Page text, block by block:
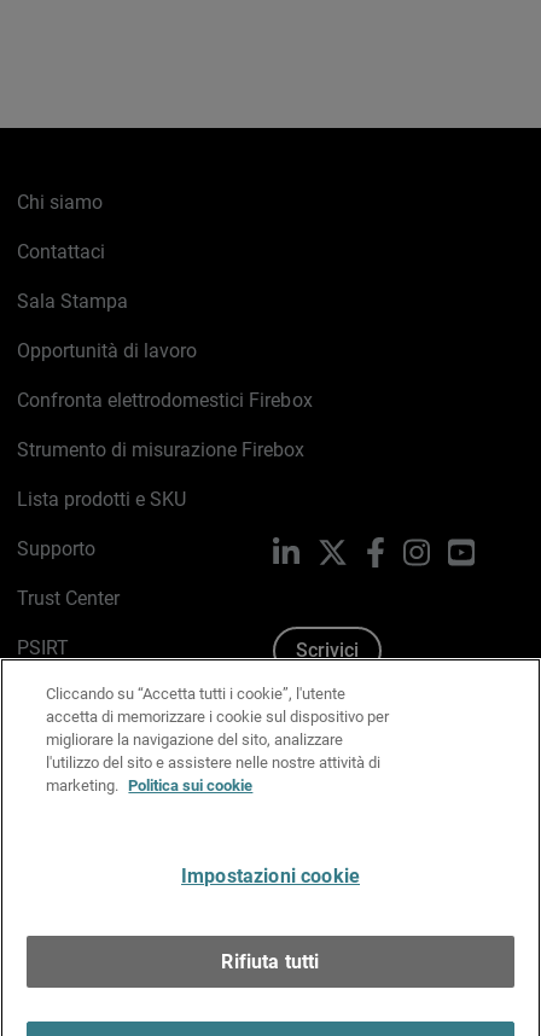
Chi siamo
Contattaci
Sala Stampa
Opportunità di lavoro
Confronta elettrodomestici Firebox
Strumento di misurazione Firebox
Lista prodotti e SKU
Supporto
Trust Center
PSIRT
Politica sui cookie
Informativa sulla privacy
Kit Media & Brand
LinkedIn FacebookInstagram
Scrivici
Cliccando su “Accetta tutti i cookie”, l'utente
accetta di memorizzare i cookie sul dispositivo per
migliorare la navigazione del sito, analizzare
l'utilizzo del sito e assistere nelle nostre attività di
marketing. Politica sui cookie
Impostazioni cookie
Rifiuta tutti